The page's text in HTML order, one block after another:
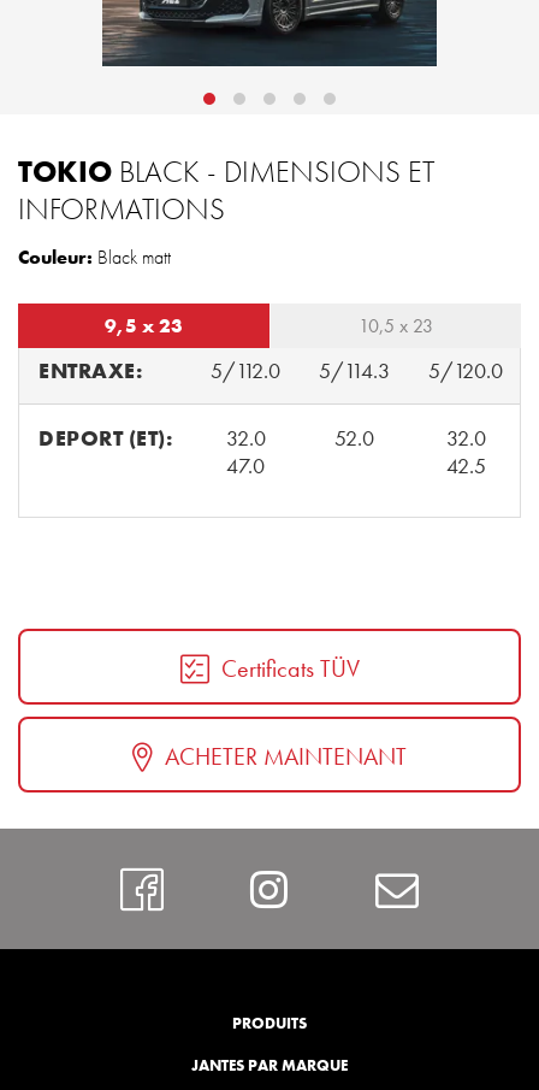
TOKIO BLACK - DIMENSIONS ET
INFORMATIONS
Couleur: Black matt
9,5 x 23 10,5 x 23
ENTRAXE: 5/112.0 5/114.3 5/120.0
DEPORT (ET):
32.0
47.0
52.0
32.0
42.5
Certificats TÜV
ACHETER MAINTENANT
https://Instagram
PRODUITS
JANTES PAR MARQUE